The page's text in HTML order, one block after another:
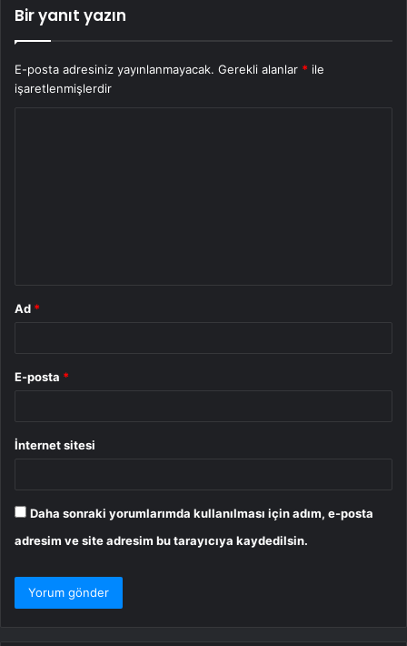
Bir yanıt yazın
E-posta adresiniz yayınlanmayacak. Gerekli alanlar * ile
işaretlenmişlerdir
Ad *
E-posta *
İnternet sitesi
Daha sonraki yorumlarımda kullanılması için adım, e-posta
adresim ve site adresim bu tarayıcıya kaydedilsin.